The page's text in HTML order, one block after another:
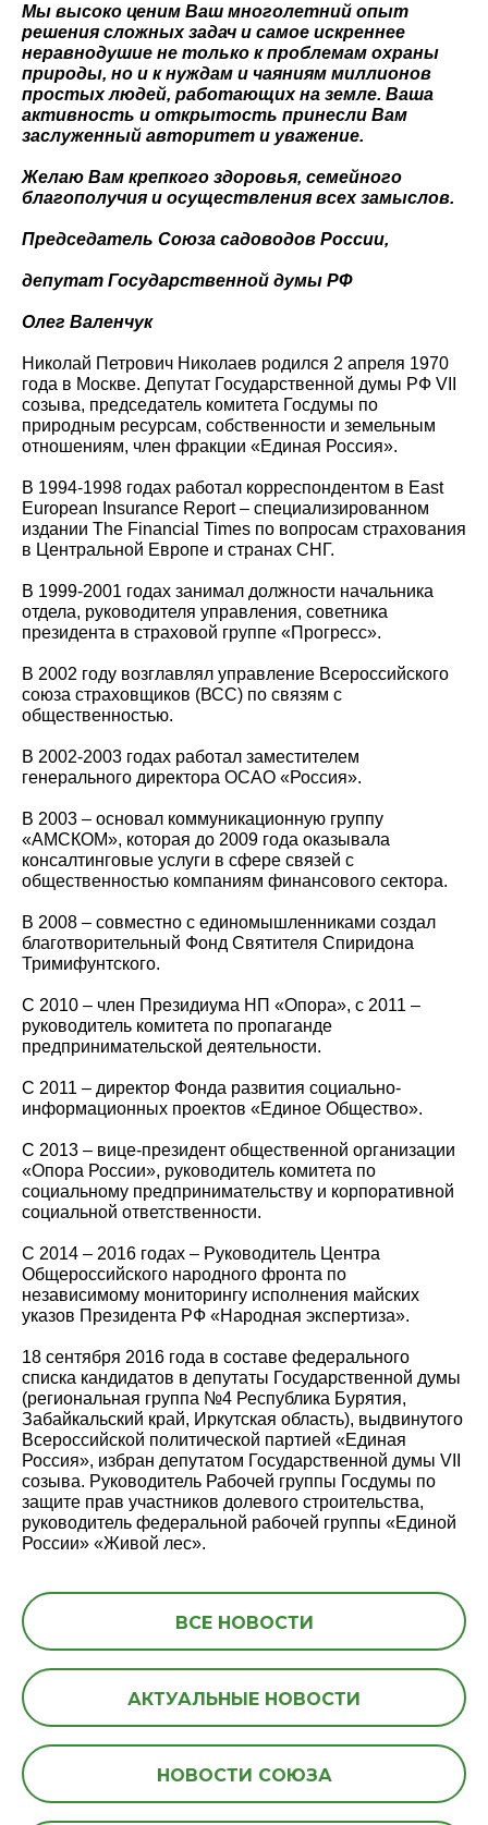
Мы высоко ценим Ваш многолетний опыт
решения сложных задач и самое искреннее
неравнодушие не только к проблемам охраны
природы, но и к нуждам и чаяниям миллионов
простых людей, работающих на земле. Ваша
активность и открытость принесли Вам
заслуженный авторитет и уважение.
Желаю Вам крепкого здоровья, семейного
благополучия и осуществления всех замыслов.
Председатель Союза садоводов России,
депутат Государственной думы РФ
Олег Валенчук
Николай Петрович Николаев родился 2 апреля 1970
года в Москве. Депутат Государственной думы РФ VII
созыва, председатель комитета Госдумы по
природным ресурсам, собственности и земельным
отношениям, член фракции «Единая Россия».
В 1994-1998 годах работал корреспондентом в East
European Insurance Report – специализированном
издании The Financial Times по вопросам страхования
в Центральной Европе и странах СНГ.
В 1999-2001 годах занимал должности начальника
отдела, руководителя управления, советника
президента в страховой группе «Прогресс».
В 2002 году возглавлял управление Всероссийского
союза страховщиков (ВСС) по связям с
общественностью.
В 2002-2003 годах работал заместителем
генерального директора ОСАО «Россия».
В 2003 – основал коммуникационную группу
«АМСКОМ», которая до 2009 года оказывала
консалтинговые услуги в сфере связей с
общественностью компаниям финансового сектора.
В 2008 – совместно с единомышленниками создал
благотворительный Фонд Святителя Спиридона
Тримифунтского.
С 2010 – член Президиума НП «Опора», с 2011 –
руководитель комитета по пропаганде
предпринимательской деятельности.
С 2011 – директор Фонда развития социально-
информационных проектов «Единое Общество».
С 2013 – вице-президент общественной организации
«Опора России», руководитель комитета по
социальному предпринимательству и корпоративной
социальной ответственности.
С 2014 – 2016 годах – Руководитель Центра
Общероссийского народного фронта по
независимому мониторингу исполнения майских
указов Президента РФ «Народная экспертиза».
18 сентября 2016 года в составе федерального
списка кандидатов в депутаты Государственной думы
(региональная группа №4 Республика Бурятия,
Забайкальский край, Иркутская область), выдвинутого
Всероссийской политической партией «Единая
Россия», избран депутатом Государственной думы VII
созыва. Руководитель Рабочей группы Госдумы по
защите прав участников долевого строительства,
руководитель федеральной рабочей группы «Единой
России» «Живой лес».
ВСЕ НОВОСТИ
АКТУАЛЬНЫЕ НОВОСТИ
НОВОСТИ СОЮЗА